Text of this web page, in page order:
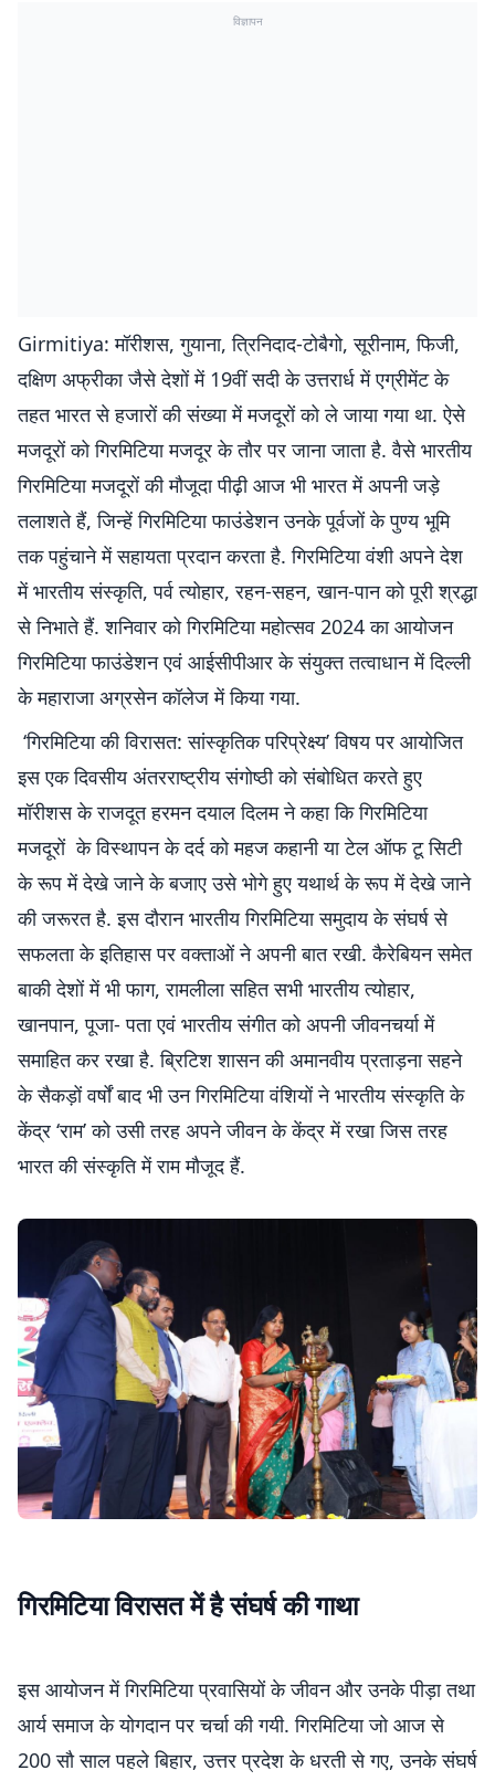
विज्ञापन
Girmitiya: मॉरीशस, गुयाना, त्रिनिदाद-टोबैगो, सूरीनाम, फिजी,
दक्षिण अफ्रीका जैसे देशों में 19वीं सदी के उत्तरार्ध में एग्रीमेंट के
तहत भारत से हजारों की संख्या में मजदूरों को ले जाया गया था. ऐसे
मजदूरों को गिरमिटिया मजदूर के तौर पर जाना जाता है. वैसे भारतीय
गिरमिटिया मजदूरों की मौजूदा पीढ़ी आज भी भारत में अपनी जड़े
तलाशते हैं, जिन्हें गिरमिटिया फाउंडेशन उनके पूर्वजों के पुण्य भूमि
तक पहुंचाने में सहायता प्रदान करता है. गिरमिटिया वंशी अपने देश
में भारतीय संस्कृति, पर्व त्योहार, रहन-सहन, खान-पान को पूरी श्रद्धा
से निभाते हैं. शनिवार को गिरमिटिया महोत्सव 2024 का आयोजन
गिरमिटिया फाउंडेशन एवं आईसीपीआर के संयुक्त तत्वाधान में दिल्ली
के महाराजा अग्रसेन कॉलेज में किया गया.
‘गिरमिटिया की विरासत: सांस्कृतिक परिप्रेक्ष्य’ विषय पर आयोजित
इस एक दिवसीय अंतरराष्ट्रीय संगोष्ठी को संबोधित करते हुए
मॉरीशस के राजदूत हरमन दयाल दिलम ने कहा कि गिरमिटिया
मजदूरों के विस्‍थापन के दर्द को महज कहानी या टेल ऑफ टू सिटी
के रूप में देखे जाने के बजाए उसे भोगे हुए यथार्थ के रूप में देखे जाने
की जरूरत है. इस दौरान भारतीय गिरमिटिया समुदाय के संघर्ष से
सफलता के इतिहास पर वक्ताओं ने अपनी बात रखी. कैरेबियन समेत
बाकी देशों में भी फाग, रामलीला सहित सभी भारतीय त्योहार,
खानपान, पूजा- पता एवं भारतीय संगीत को अपनी जीवनचर्या में
समाहित कर रखा है. ब्रिटिश शासन की अमानवीय प्रताड़ना सहने
के सैकड़ों वर्षों बाद भी उन गिरमिटिया वंशियों ने भारतीय संस्कृति के
केंद्र ‘राम’ को उसी तरह अपने जीवन के केंद्र में रखा जिस तरह
भारत की संस्कृति में राम मौजूद हैं.
गिरमिटिया विरासत में है संघर्ष की गाथा
इस आयोजन में गिरमिटिया प्रवासियों के जीवन और उनके पीड़ा तथा
आर्य समाज के योगदान पर चर्चा की गयी. गिरमिटिया जो आज से
200 सौ साल पहले बिहार, उत्तर प्रदेश के धरती से गए, उनके संघर्ष